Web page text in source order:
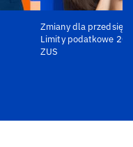
Zmiany dla
Limity podatkowe
ZUS